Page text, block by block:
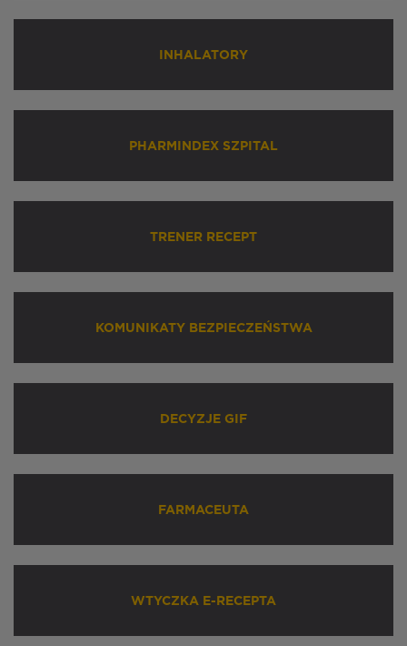
INHALATORY
PHARMINDEX SZPITAL
TRENER RECEPT
KOMUNIKATY BEZPIECZEŃSTWA
DECYZJE GIF
FARMACEUTA
WTYCZKA E-RECEPTA